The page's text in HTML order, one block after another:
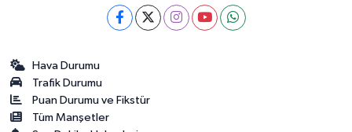
Hava Durumu
Trafik Durumu
Puan Durumu ve Fikstür
Tüm Manşetler